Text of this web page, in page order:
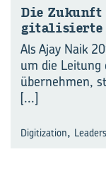
Die
gi­ta­li­sier­te
Als Ajay Naik
um die Leitung
übernehmen,
[...]
Digitization,